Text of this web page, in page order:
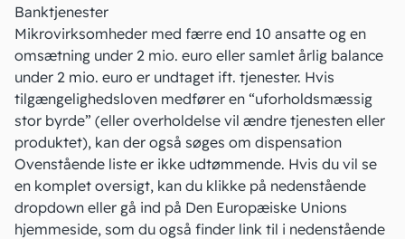
Banktjenester
Mikrovirksomheder med færre end 10 ansatte og en
omsætning under 2 mio. euro eller samlet årlig balance
under 2 mio. euro er undtaget ift. tjenester. Hvis
tilgængelighedsloven medfører en “uforholdsmæssig
stor byrde” (eller overholdelse vil ændre tjenesten eller
produktet), kan der også søges om dispensation
Ovenstående liste er ikke udtømmende. Hvis du vil se
en komplet oversigt, kan du klikke på nedenstående
dropdown eller gå ind på Den Europæiske Unions
hjemmeside, som du også finder link til i nedenstående